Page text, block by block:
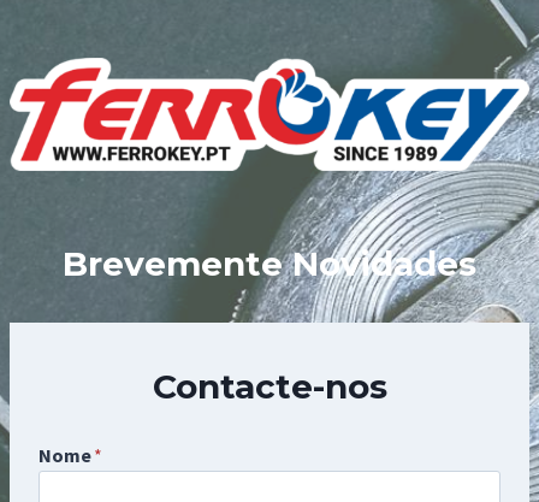
content
Brevemente Novidades
Contacte-nos
Nome*